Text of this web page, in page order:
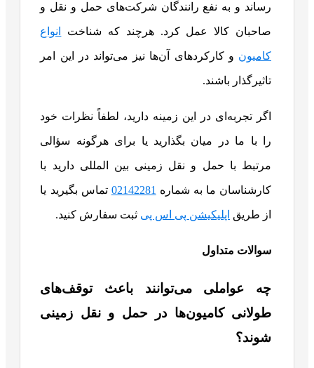
رساند و به نفع رانندگان شرکت‌های حمل و نقل و
صاحبان کالا عمل کرد. هرچند که شناخت انواع
کامیون و کارکردهای آن‌ها نیز می‌تواند در این امر
تاثیرگذار باشند.
اگر تجربه‌ای در این زمینه دارید، لطفاً نظرات خود
را با ما در میان بگذارید یا برای هرگونه سؤالی
مرتبط با حمل و نقل زمینی بین‌ المللی دارید با
کارشناسان ما به شماره 02142281 تماس بگیرید یا
از طریق اپلیکیشن پی اس پی ثبت سفارش کنید.
سوالات متداول
چه عواملی می‌توانند باعث توقف‌های
طولانی کامیون‌ها در حمل و نقل زمینی
شوند؟